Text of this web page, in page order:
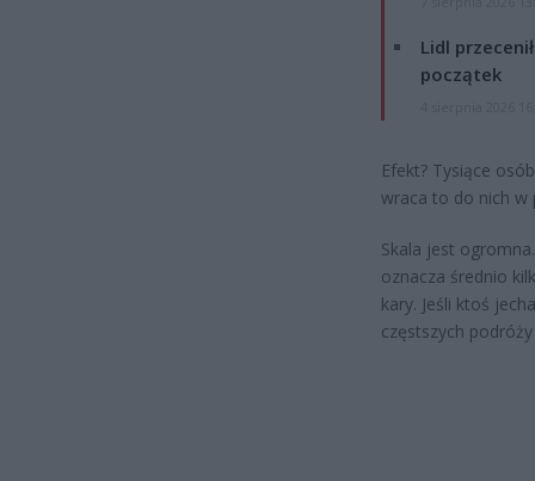
Lidl
początek
Efekt? Tysiące
wraca to do nich w
Skala jest
oznacza średnio
kary. Jeśli ktoś
częstszych